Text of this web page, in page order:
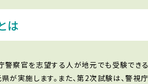
は
警察官を志望する人が地元でも受験でき
が実施します。また、第2次試験は、警視